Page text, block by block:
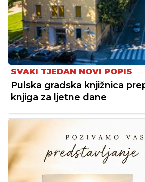
SVAKI TJEDAN NOVI POPIS
Pulska gradska knjižnica
knjiga za ljetne dane